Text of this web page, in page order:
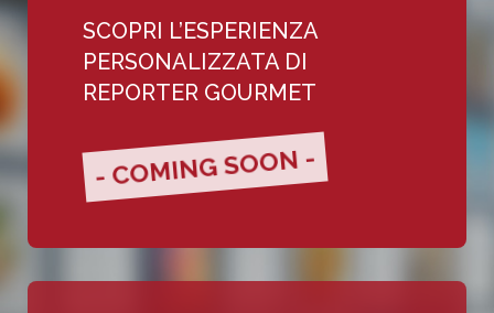
SCOPRI L’ESPERIENZA
PERSONALIZZATA DI
REPORTER GOURMET
- COMING SOON -